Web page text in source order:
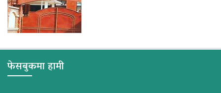
फेसबुकमा हामी